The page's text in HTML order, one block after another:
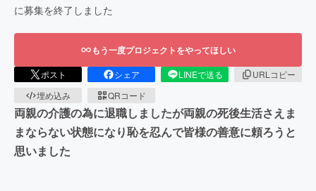
に募集を終了しました
もう一度プロジェクトをやってほしい
ポスト シェア LINEで送る
URLコピー
埋め込み
QRコード
両親の介護の為に退職しましたが両親の死後生活さえま
まならない状態になり恥を忍んで皆様の善意に頼ろうと
思いました